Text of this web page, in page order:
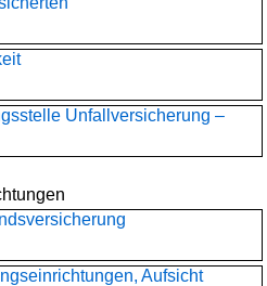
Unfallversicherung –
Aufsicht